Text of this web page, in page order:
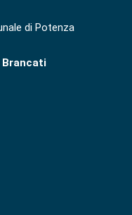
di Potenza
Brancati